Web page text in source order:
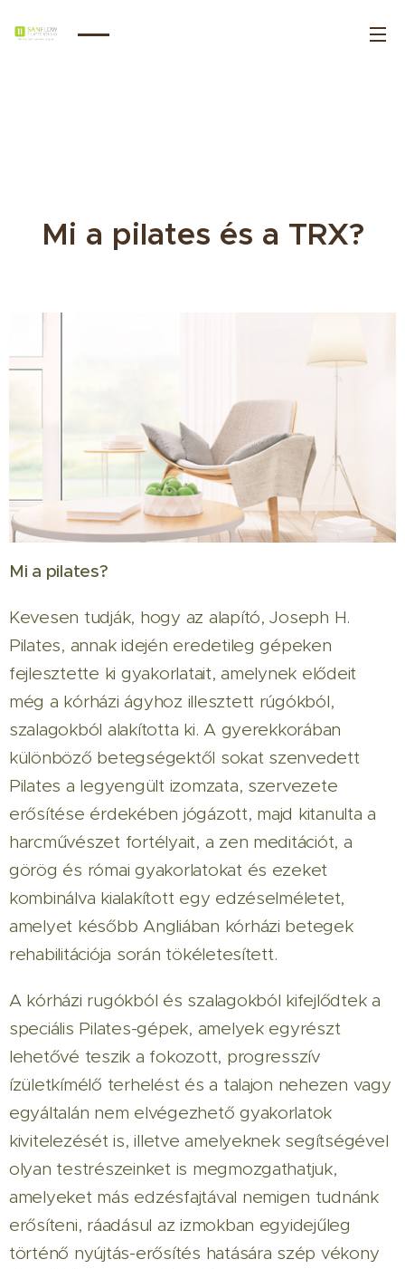
Mi a pilates és a TRX?
Mi a pilates?
Kevesen tudják, hogy az alapító, Joseph H.
Pilates, annak idején eredetileg gépeken
fejlesztette ki gyakorlatait, amelynek elődeit
még a kórházi ágyhoz illesztett rúgókból,
szalagokból alakította ki. A gyerekkorában
különböző betegségektől sokat szenvedett
Pilates a legyengült izomzata, szervezete
erősítése érdekében jógázott, majd kitanulta a
harcművészet fortélyait, a zen meditációt, a
görög és római gyakorlatokat és ezeket
kombinálva kialakított egy edzéselméletet,
amelyet később Angliában kórházi betegek
rehabilitációja során tökéletesített.
A kórházi rugókból és szalagokból kifejlődtek a
speciális Pilates-gépek, amelyek egyrészt
lehetővé teszik a fokozott, progresszív
ízületkímélő terhelést és a talajon nehezen vagy
egyáltalán nem elvégezhető gyakorlatok
kivitelezését is, illetve amelyeknek segítségével
olyan testrészeinket is megmozgathatjuk,
amelyeket más edzésfajtával nemigen tudnánk
erősíteni, ráadásul az izmokban egyidejűleg
történő nyújtás-erősítés hatására szép vékony